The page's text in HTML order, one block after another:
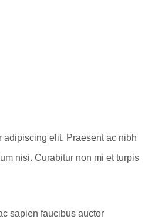
adipiscing elit. Praesent ac nibh
nisi. Curabitur non mi et turpis
sapien faucibus auctor